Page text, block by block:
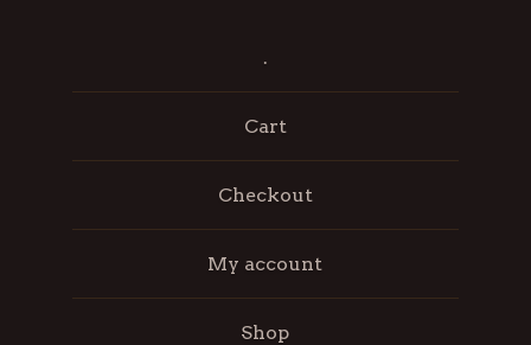
.
Cart
Checkout
My account
Shop